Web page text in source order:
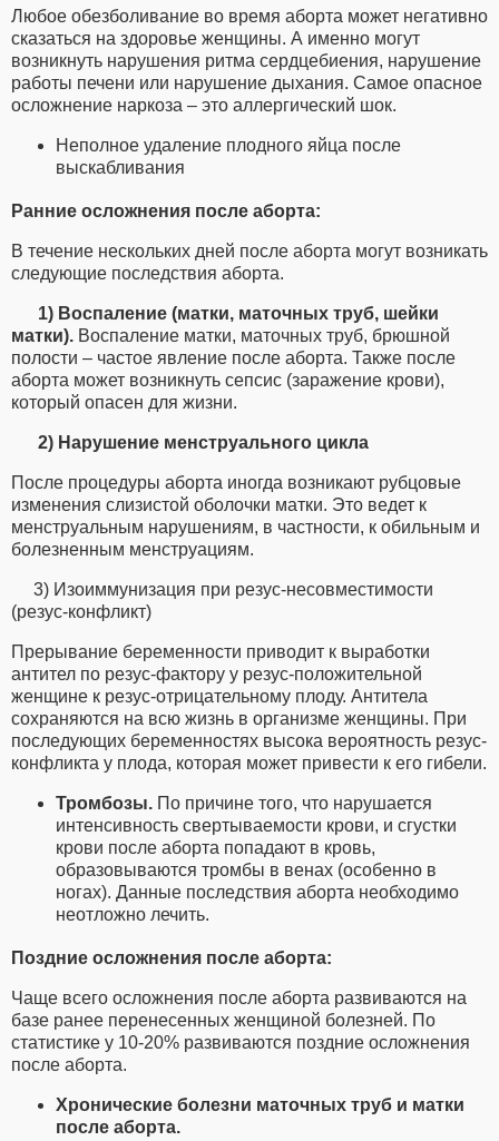
Любое обезболивание во время аборта может негативно
сказаться на здоровье женщины. А именно могут
возникнуть нарушения ритма сердцебиения, нарушение
работы печени или нарушение дыхания. Самое опасное
осложнение наркоза – это аллергический шок.
Неполное удаление плодного яйца после
выскабливания
Ранние осложнения после аборта:
В течение нескольких дней после аборта могут возникать
следующие последствия аборта.
1) Воспаление (матки, маточных труб, шейки
матки). Воспаление матки, маточных труб, брюшной
полости – частое явление после аборта. Также после
аборта может возникнуть сепсис (заражение крови),
который опасен для жизни.
2) Нарушение менструального цикла
После процедуры аборта иногда возникают рубцовые
изменения слизистой оболочки матки. Это ведет к
менструальным нарушениям, в частности, к обильным и
болезненным менструациям.
3) Изоиммунизация при резус-несовместимости
(резус-конфликт)
Прерывание беременности приводит к выработки
антител по резус-фактору у резус-положительной
женщине к резус-отрицательному плоду. Антитела
сохраняются на всю жизнь в организме женщины. При
последующих беременностях высока вероятность резус-
конфликта у плода, которая может привести к его гибели.
Тромбозы. По причине того, что нарушается
интенсивность свертываемости крови, и сгустки
крови после аборта попадают в кровь,
образовываются тромбы в венах (особенно в
ногах). Данные последствия аборта необходимо
неотложно лечить.
Поздние осложнения после аборта:
Чаще всего осложнения после аборта развиваются на
базе ранее перенесенных женщиной болезней. По
статистике у 10-20% развиваются поздние осложнения
после аборта.
Хронические болезни маточных труб и матки
после аборта.